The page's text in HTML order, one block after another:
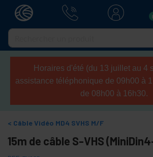
Horaires d'été (du 13 juillet au 4
assistance téléphonique de 09h00 à
de 08h00 à 16h30.
Câble Vidéo MD4 SVHS M/F
15m de câble S-VHS